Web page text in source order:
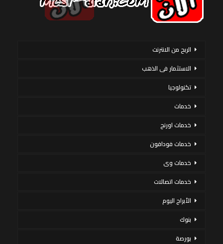
الربح من الانترنت
الاستثمار فى الذهب
تكنولوجيا
خدمات
خدمات اورنج
خدمات فودافون
خدمات وى
خدمات اتصالات
الأبراج اليوم
بنوك
بورصة